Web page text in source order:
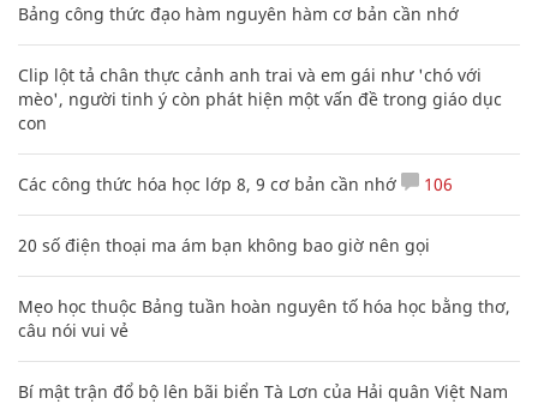
Bảng công thức đạo hàm nguyên hàm cơ bản cần nhớ
Clip lột tả chân thực cảnh anh trai và em gái như 'chó với
mèo', người tinh ý còn phát hiện một vấn đề trong giáo dục
con
Các công thức hóa học lớp 8, 9 cơ bản cần nhớ 106
20 số điện thoại ma ám bạn không bao giờ nên gọi
Mẹo học thuộc Bảng tuần hoàn nguyên tố hóa học bằng thơ,
câu nói vui vẻ
Bí mật trận đổ bộ lên bãi biển Tà Lơn của Hải quân Việt Nam